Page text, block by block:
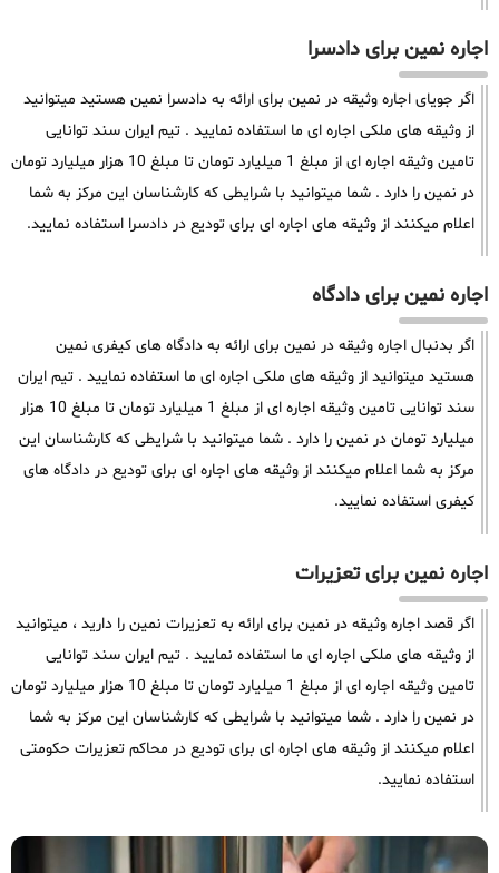
اجاره نمین برای دادسرا
اگر جویای اجاره وثیقه در نمین برای ارائه به دادسرا نمین هستید میتوانید
از وثیقه های ملکی اجاره ای ما استفاده نمایید . تیم ایران سند توانایی
تامین وثیقه اجاره ای از مبلغ 1 میلیارد تومان تا مبلغ 10 هزار میلیارد تومان
در نمین را دارد . شما میتوانید با شرایطی که کارشناسان این مرکز به شما
اعلام میکنند از وثیقه های اجاره ای برای تودیع در دادسرا استفاده نمایید.
اجاره نمین برای دادگاه
اگر بدنبال اجاره وثیقه در نمین برای ارائه به دادگاه های کیفری نمین
هستید میتوانید از وثیقه های ملکی اجاره ای ما استفاده نمایید . تیم ایران
سند توانایی تامین وثیقه اجاره ای از مبلغ 1 میلیارد تومان تا مبلغ 10 هزار
میلیارد تومان در نمین را دارد . شما میتوانید با شرایطی که کارشناسان این
مرکز به شما اعلام میکنند از وثیقه های اجاره ای برای تودیع در دادگاه های
کیفری استفاده نمایید.
اجاره نمین برای تعزیرات
اگر قصد اجاره وثیقه در نمین برای ارائه به تعزیرات نمین را دارید ، میتوانید
از وثیقه های ملکی اجاره ای ما استفاده نمایید . تیم ایران سند توانایی
تامین وثیقه اجاره ای از مبلغ 1 میلیارد تومان تا مبلغ 10 هزار میلیارد تومان
در نمین را دارد . شما میتوانید با شرایطی که کارشناسان این مرکز به شما
اعلام میکنند از وثیقه های اجاره ای برای تودیع در محاکم تعزیرات حکومتی
استفاده نمایید.